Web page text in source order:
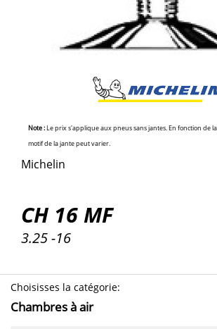
Note :Le prix s'applique aux pneus sans jantes. En fonction de
motif de la jante peut varier.
Michelin
CH 16 MF
3.25 -16
Choisisses la catégorie:
Chambres à air